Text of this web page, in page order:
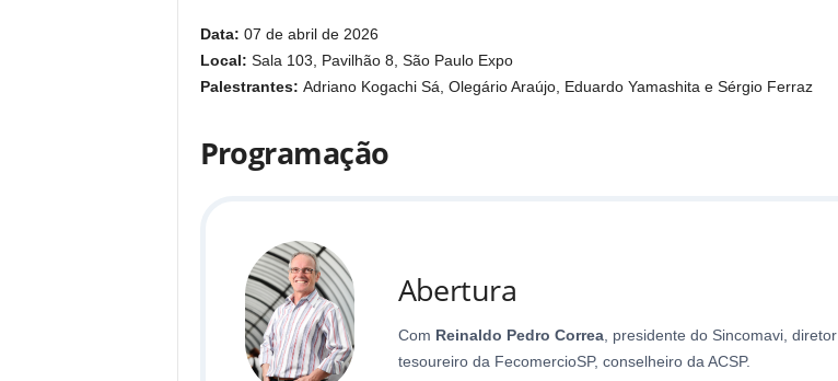
Data: 07 de abril de 2026
Local: Sala 103, Pavilhão 8, São Paulo Expo
Palestrantes: Adriano Kogachi Sá, Olegário Araújo, Eduardo Yamashita e Sérgio Ferraz
Programação
Abertura
Com Reinaldo Pedro Correa, presidente do Sincomavi, diretor
tesoureiro da FecomercioSP, conselheiro da ACSP.